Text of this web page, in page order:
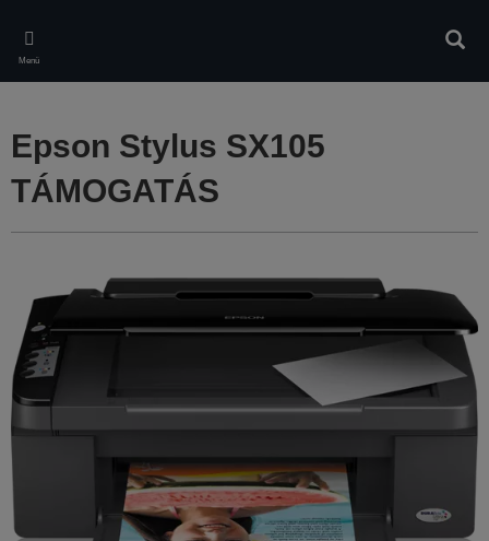
main
content
Menü
Epson Stylus SX105
TÁMOGATÁS